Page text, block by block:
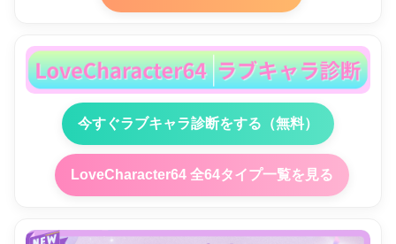
今すぐラブキャラ診断をする（無料）
LoveCharacter64 全64タイプ一覧を見る